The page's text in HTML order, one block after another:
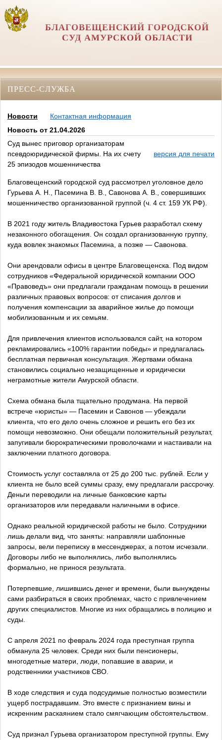
БЛАГОВЕЩЕНСКИЙ ГОРОДСКОЙ
СУД АМУРСКОЙ ОБЛАСТИ
ПРЕСС-СЛУЖБА
Новости
Контактная информация
Новость от 21.04.2026
Суд вынес приговор организаторам
псевдоюридической фирмы. На их счету
25 эпизодов мошенничества
версия для печати
Благовещенский городской суд рассмотрел уголовное дело
Гурьева А. Н., Пасемина В. В., Савонова А. В., совершивших
мошенничество организованной группой (ч. 4 ст. 159 УК РФ).
В 2021 году житель Владивостока Гурьев разработал схему
незаконного обогащения. Он создал организованную группу,
куда вовлек знакомых Пасемина, а позже — Савонова.
Они арендовали офисы в центре Благовещенска. Под видом
сотрудников «Федеральной юридической компании ООО
«Правоведъ» они предлагали гражданам помощь в решении
различных правовых вопросов: от списания долгов и
получения компенсации за аварийное жилье до помощи
мобилизованным и их семьям.
Для привлечения клиентов использовался сайт, на котором
рекламировались «100% гарантии победы» и предлагалась
бесплатная первичная консультация. Жертвами обмана
становились социально незащищенные и юридически
неграмотные жители Амурской области.
Схема обмана была тщательно продумана. На первой
встрече «юристы» — Пасемин и Савонов — убеждали
клиента, что его дело очень сложное и решить его без их
помощи невозможно. Они обещали положительный результат,
запугивали бюрократическими проволочками и настаивали на
заключении платного договора.
Стоимость услуг составляла от 25 до 200 тыс. рублей. Если у
клиента не было всей суммы сразу, ему предлагали рассрочку.
Деньги переводили на личные банковские карты
организаторов или передавали наличными в офисе.
Однако реальной юридической работы не было. Сотрудники
лишь делали вид, что заняты: направляли шаблонные
запросы, вели переписку в мессенджерах, а потом исчезали.
Договоры либо не выполнялись, либо выполнялись
формально, не принося результата.
Потерпевшие, лишившись денег и времени, были вынуждены
сами разбираться в своих проблемах, часто с привлечением
других специалистов. Многие из них обращались в полицию и
суды.
С апреля 2021 по февраль 2024 года преступная группа
обманула 25 человек. Среди них были пенсионеры,
многодетные матери, люди, попавшие в аварии, и
родственники участников СВО.
В ходе следствия и суда подсудимые полностью возместили
ущерб пострадавшим. Это вместе с признанием вины и
искренним раскаянием стало смягчающим обстоятельством.
Суд признал Гурьева организатором преступной группы. Ему